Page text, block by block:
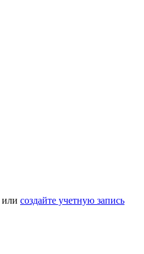
или создайте учетную запись